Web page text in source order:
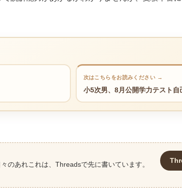
次はこちらをお読みください →
小5次男、8月公開学力テスト自
のあれこれは、Threadsで先に書いています。